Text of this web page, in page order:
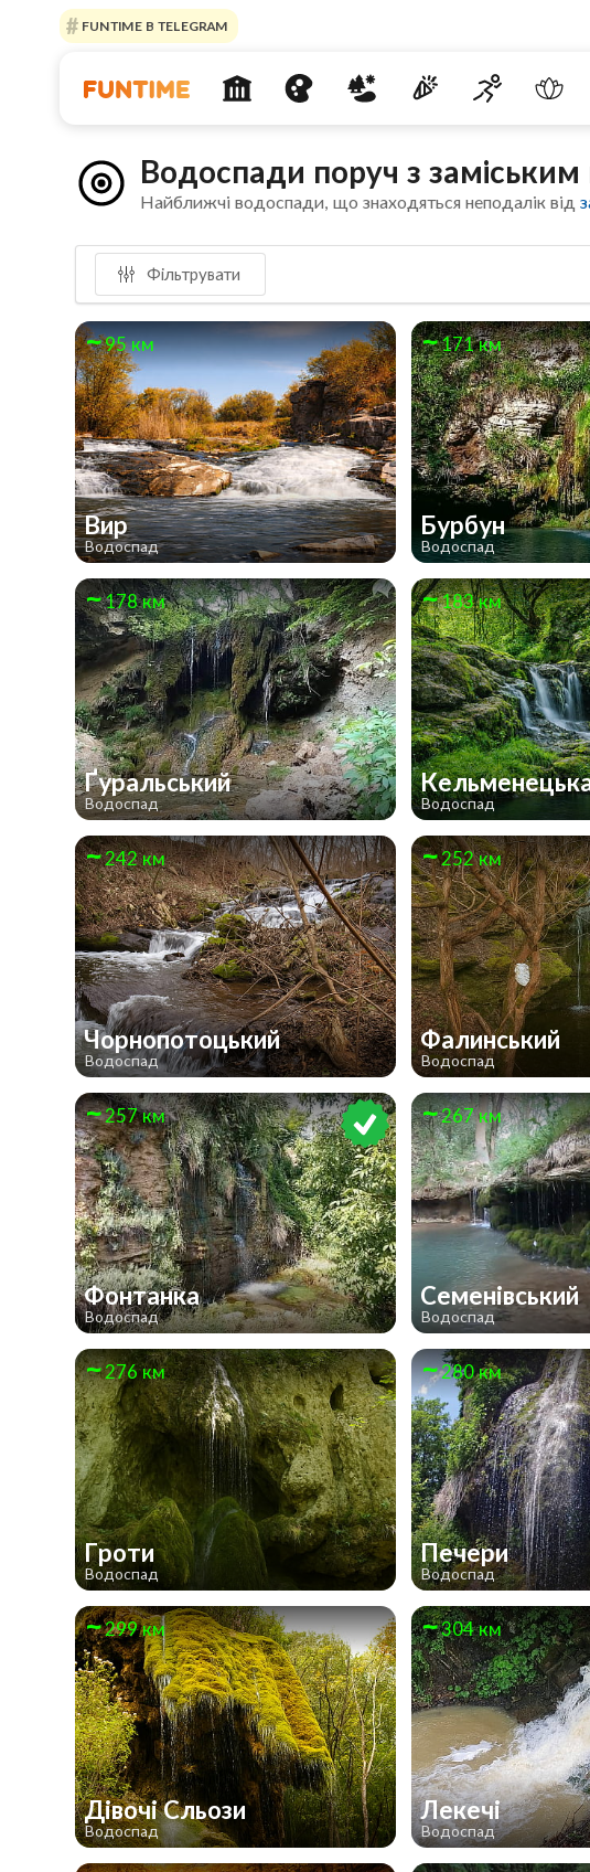
FUNTIME В TELEGRAM
Водоспади поруч з
Найближчі водоспади, що знаходяться неподалік від
Фільтрувати
95 км
Вир
Водоспад
171 км
Бурбун
Водоспад
178 км
Ґуральський
Водоспад
183 км
Водоспад
242 км
Чорнопотоцький
Водоспад
252 км
Фалинський
Водоспад
257 км
Фонтанка
Водоспад
267 км
Семенівський
Водоспад
276 км
Гроти
Водоспад
280 км
Печери
Водоспад
299 км
Дівочі Сльози
Водоспад
304 км
Лекечі
Водоспад